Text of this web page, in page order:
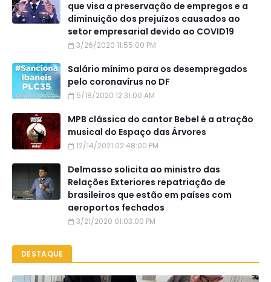
que visa a preservação de empregos e a
diminuição dos prejuízos causados ao
setor empresarial devido ao COVID19
3/26/2020 11:55:00 PM
Salário mínimo para os desempregados
pelo coronavírus no DF
5/18/2020 12:31:00 AM
MPB clássica do cantor Bebel é a atração
musical do Espaço das Árvores
12/14/2021 02:48:00 PM
Delmasso solicita ao ministro das
Relações Exteriores repatriação de
brasileiros que estão em países com
aeroportos fechados
3/21/2020 01:03:00 PM
DESTAQUE